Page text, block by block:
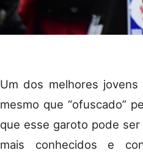
Um dos melhores
mesmo que “ofuscado”
que esse garoto pode
mais conhecidos e